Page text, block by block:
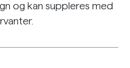
og kan suppleres med